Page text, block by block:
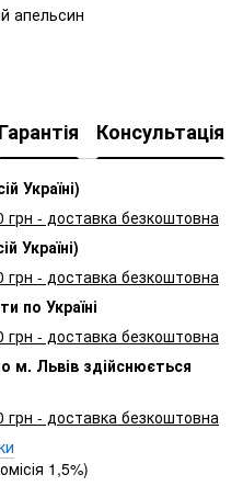
апельсин
Гарантія Консультація
Україні)
грн - доставка безкоштовна
Україні)
- доставка безкоштовна
по Україні
- доставка безкоштовна
м. Львів здійснюється
- доставка безкоштовна
1,5%)